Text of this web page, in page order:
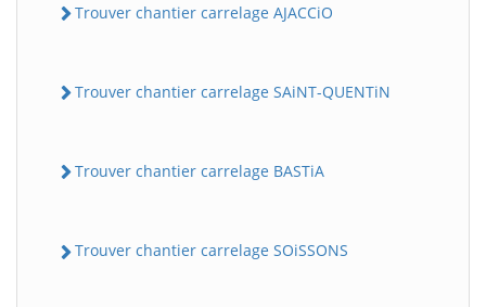
Trouver chantier carrelage AJACCiO
Trouver chantier carrelage SAiNT-QUENTiN
Trouver chantier carrelage BASTiA
Trouver chantier carrelage SOiSSONS